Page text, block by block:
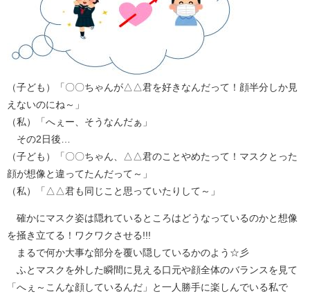
（子ども）「〇〇ちゃんが△△君を好きなんだって！顔半分しか見
えないのにね～」
（私）「へぇー、そうなんだぁ」
その2日後…
（子ども）「〇〇ちゃん、△△君のことやめたって！マスクとった
顔が想像と違ってたんだって～」
（私）「△△君も同じこと思っていたりして～」
確かにマスク姿は隠れているところはどうなっているのかと想像
を掻き立てる！ワクワクさせる!!!
まるで何か大事な部分を覆い隠しているかのよう☆彡
ふとマスクを外した瞬間に見える口元や顔全体のバランスを見て
「へぇ～こんな顔しているんだ」と一人勝手に楽しんでいる私で